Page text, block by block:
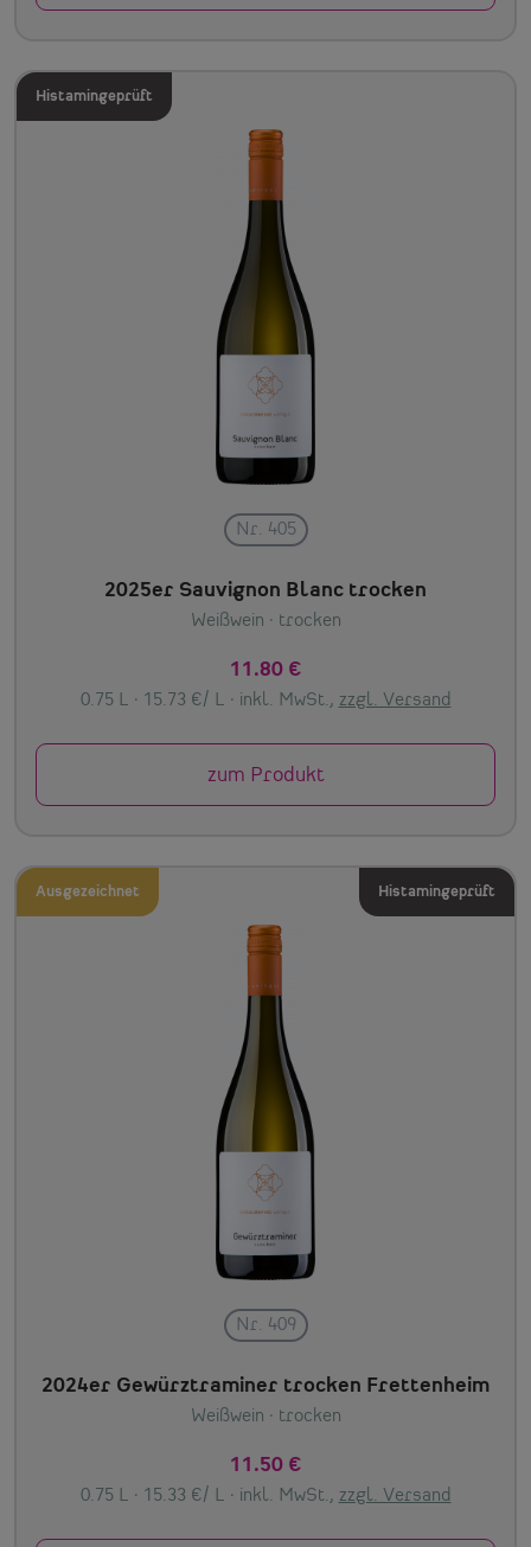
Histamingeprüft
Nr. 405
2025er Sauvignon Blanc trocken
Weißwein · trocken
11.80 €
0.75 L · 15.73 €/ L · inkl. MwSt., zzgl. Versand
zum Produkt
Ausgezeichnet Histamingeprüft
Nr. 409
2024er Gewürztraminer trocken Frettenheim
Weißwein · trocken
11.50 €
0.75 L · 15.33 €/ L · inkl. MwSt., zzgl. Versand